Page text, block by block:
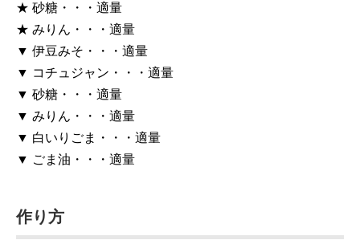
★ 砂糖・・・適量
★ みりん・・・適量
▼ 伊豆みそ・・・適量
▼ コチュジャン・・・適量
▼ 砂糖・・・適量
▼ みりん・・・適量
▼ 白いりごま・・・適量
▼ ごま油・・・適量
作り方